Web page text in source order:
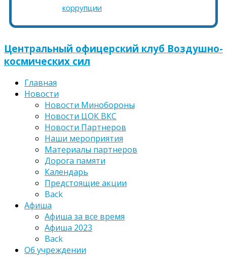
коррупции
Центральный офицерский клуб Воздушно-
космических сил
Главная
Новости
Новости Минобороны
Новости ЦОК ВКС
Новости Партнеров
Наши мероприятия
Материалы партнеров
Дорога памяти
Календарь
Предстоящие акции
Back
Афиша
Афиша за все время
Афиша 2023
Back
Об учреждении